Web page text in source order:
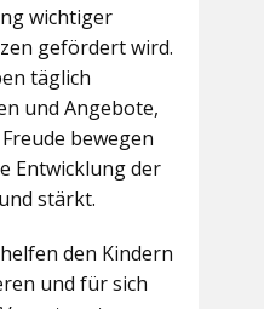
wichtiger
gefördert wird.
täglich
und Angebote,
bewegen
Entwicklung der
stärkt.
den Kindern
und für sich